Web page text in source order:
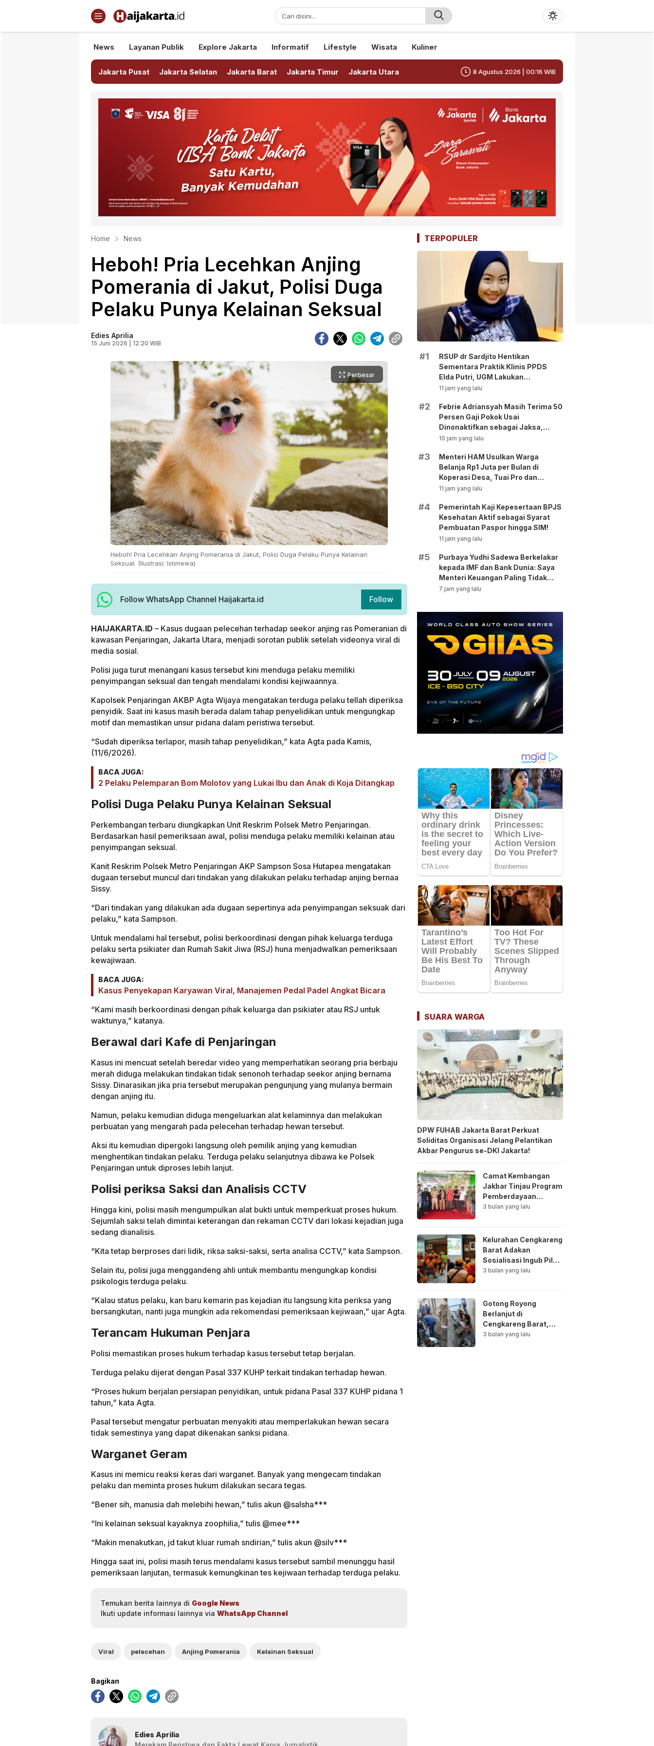
Haijakarta.id
Semua Tentang Jakarta Ada Disini!
News Layanan Publik Explore Jakarta Informatif Lifestyle Wisata Kuliner
Jakarta Pusat Jakarta Selatan Jakarta Barat Jakarta Timur Jakarta Utara 8 Agustus 2026 | 00:16 WIB
Home News
Heboh! Pria Lecehkan Anjing
Pomerania di Jakut, Polisi Duga
Pelaku Punya Kelainan Seksual
Edies Aprilia
15 Juni 2026 | 12:20 WIB
Perbesar
Heboh! Pria Lecehkan Anjing Pomerania di Jakut, Polisi Duga Pelaku Punya Kelainan
Seksual. (Ilustrasi: Istimewa)
Follow WhatsApp Channel Haijakarta.id Follow
HAIJAKARTA.ID – Kasus dugaan pelecehan terhadap seekor anjing ras Pomeranian di
kawasan Penjaringan, Jakarta Utara, menjadi sorotan publik setelah videonya viral di
media sosial.
Polisi juga turut menangani kasus tersebut kini menduga pelaku memiliki
penyimpangan seksual dan tengah mendalami kondisi kejiwaannya.
Kapolsek Penjaringan AKBP Agta Wijaya mengatakan terduga pelaku tellah diperiksa
penyidik. Saat ini kasus masih berada dalam tahap penyelidikan untuk mengungkap
motif dan memastikan unsur pidana dalam peristiwa tersebut.
“Sudah diperiksa terlapor, masih tahap penyelidikan,” kata Agta pada Kamis,
(11/6/2026).
BACA JUGA:
2 Pelaku Pelemparan Bom Molotov yang Lukai Ibu dan Anak di Koja Ditangkap
Polisi Duga Pelaku Punya Kelainan Seksual
Perkembangan terbaru diungkapkan Unit Reskrim Polsek Metro Penjaringan.
Berdasarkan hasil pemeriksaan awal, polisi menduga pelaku memiliki kelainan atau
penyimpangan seksual.
Kanit Reskrim Polsek Metro Penjaringan AKP Sampson Sosa Hutapea mengatakan
dugaan tersebut muncul dari tindakan yang dilakukan pelaku terhadap anjing bernaa
Sissy.
“Dari tindakan yang dilakukan ada dugaan sepertinya ada penyimpangan seksuak dari
pelaku,” kata Sampson.
Untuk mendalami hal tersebut, polisi berkoordinasi dengan pihak keluarga terduga
pelaku serta psikiater dan Rumah Sakit Jiwa (RSJ) huna menjadwalkan pemeriksaan
kewajiwaan.
BACA JUGA:
Kasus Penyekapan Karyawan Viral, Manajemen Pedal Padel Angkat Bicara
“Kami masih berkoordinasi dengan pihak keluarga dan psikiater atau RSJ untuk
waktunya,” katanya.
Berawal dari Kafe di Penjaringan
Kasus ini mencuat setelah beredar video yang memperhatikan seorang pria berbaju
merah diduga melakukan tindakan tidak senonoh terhadap seekor anjing bernama
Sissy. Dinarasikan jika pria tersebut merupakan pengunjung yang mulanya bermain
dengan anjing itu.
Namun, pelaku kemudian diduga mengeluarkan alat kelaminnya dan melakukan
perbuatan yang mengarah pada pelecehan terhadap hewan tersebut.
Aksi itu kemudian dipergoki langsung oleh pemilik anjing yang kemudian
menghentikan tindakan pelaku. Terduga pelaku selanjutnya dibawa ke Polsek
Penjaringan untuk diproses lebih lanjut.
Polisi periksa Saksi dan Analisis CCTV
Hingga kini, polisi masih mengumpulkan alat bukti untuk memperkuat proses hukum.
Sejumlah saksi telah dimintai keterangan dan rekaman CCTV dari lokasi kejadian juga
sedang dianalisis.
“Kita tetap berproses dari lidik, riksa saksi-saksi, serta analisa CCTV,” kata Sampson.
Selain itu, polisi juga menggandeng ahli untuk membantu mengungkap kondisi
psikologis terduga pelaku.
“Kalau status pelaku, kan baru kemarin pas kejadian itu langsung kita periksa yang
bersangkutan, nanti juga mungkin ada rekomendasi pemeriksaan kejiwaan,” ujar Agta.
Terancam Hukuman Penjara
Polisi memastikan proses hukum terhadap kasus tersebut tetap berjalan.
Terduga pelaku dijerat dengan Pasal 337 KUHP terkait tindakan terhadap hewan.
“Proses hukum berjalan persiapan penyidikan, untuk pidana Pasal 337 KUHP pidana 1
tahun,” kata Agta.
Pasal tersebut mengatur perbuatan menyakiti atau memperlakukan hewan secara
tidak semestinya yang dapat dikenakan sanksi pidana.
Warganet Geram
Kasus ini memicu reaksi keras dari warganet. Banyak yang mengecam tindakan
pelaku dan meminta proses hukum dilakukan secara tegas.
“Bener sih, manusia dah melebihi hewan,” tulis akun @salsha***
“Ini kelainan seksual kayaknya zoophilia,” tulis @mee***
“Makin menakutkan, jd takut kluar rumah sndirian,” tulis akun @silv***
Hingga saat ini, polisi masih terus mendalami kasus tersebut sambil menunggu hasil
pemeriksaan lanjutan, termasuk kemungkinan tes kejiwaan terhadap terduga pelaku.
Temukan berita lainnya di Google News
Ikuti update informasi lainnya via WhatsApp Channel
Viral pelecehan Anjing Pomerania Kelainan Seksual
Bagikan
Edies Aprilia
TERPOPULER
#1
RSUP dr Sardjito Hentikan
Sementara Praktik Klinis PPDS
Elda Putri, UGM Lakukan
Investigasi!
11 jam yang lalu
#2
Febrie Adriansyah Masih Terima 50
Persen Gaji Pokok Usai
Dinonaktifkan sebagai Jaksa,
Tunjangan ASN Dihentikan!
10 jam yang lalu
#3
Menteri HAM Usulkan Warga
Belanja Rp1 Juta per Bulan di
Koperasi Desa, Tuai Pro dan
Kontra!
11 jam yang lalu
#4
Pemerintah Kaji Kepesertaan BPJS
Kesehatan Aktif sebagai Syarat
Pembuatan Paspor hingga SIM!
11 jam yang lalu
#5
Purbaya Yudhi Sadewa Berkelakar
kepada IMF dan Bank Dunia: Saya
Menteri Keuangan Paling Tidak
Beruntung di Dunia!
7 jam yang lalu
SUARA WARGA
DPW FUHAB Jakarta Barat Perkuat
Soliditas Organisasi Jelang Pelantikan
Akbar Pengurus se-DKI Jakarta!
Camat Kembangan
Jakbar Tinjau Program
Pemberdayaan
Lingkungan di Bale
3 bulan yang lalu
Kelurahan Cengkareng
Barat Adakan
Sosialisasi Ingub Pilah
Sampah Kepada PPSU
3 bulan yang lalu
Gotong Royong
Berlanjut di
Cengkareng Barat,
Saluran Air
3 bulan yang lalu